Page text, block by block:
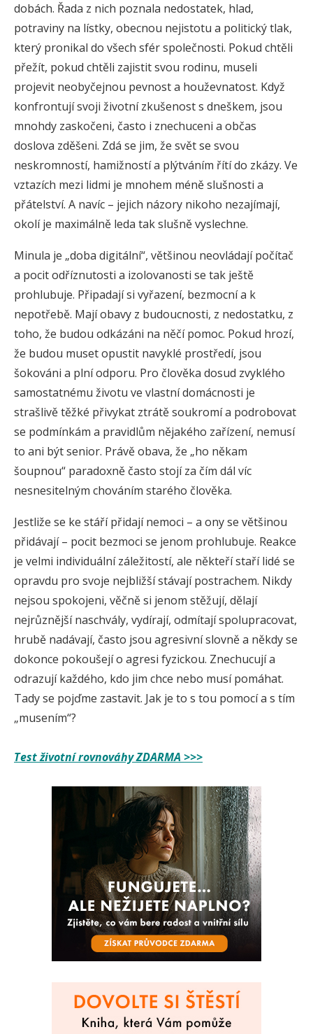
dobách. Řada z nich poznala nedostatek, hlad,
potraviny na lístky, obecnou nejistotu a politický tlak,
který pronikal do všech sfér společnosti. Pokud chtěli
přežít, pokud chtěli zajistit svou rodinu, museli
projevit neobyčejnou pevnost a houževnatost. Když
konfrontují svoji životní zkušenost s dneškem, jsou
mnohdy zaskočeni, často i znechuceni a občas
doslova zděšeni. Zdá se jim, že svět se svou
neskromností, hamižností a plýtváním řítí do zkázy. Ve
vztazích mezi lidmi je mnohem méně slušnosti a
přátelství. A navíc – jejich názory nikoho nezajímají,
okolí je maximálně leda tak slušně vyslechne.
Minula je „doba digitální“, většinou neovládají počítač
a pocit odříznutosti a izolovanosti se tak ještě
prohlubuje. Připadají si vyřazení, bezmocní a k
nepotřebě. Mají obavy z budoucnosti, z nedostatku, z
toho, že budou odkázáni na něčí pomoc. Pokud hrozí,
že budou muset opustit navyklé prostředí, jsou
šokováni a plní odporu. Pro člověka dosud zvyklého
samostatnému životu ve vlastní domácnosti je
strašlivě těžké přivykat ztrátě soukromí a podrobovat
se podmínkám a pravidlům nějakého zařízení, nemusí
to ani být senior. Právě obava, že „ho někam
šoupnou“ paradoxně často stojí za čím dál víc
nesnesitelným chováním starého člověka.
Jestliže se ke stáří přidají nemoci – a ony se většinou
přidávají – pocit bezmoci se jenom prohlubuje. Reakce
je velmi individuální záležitostí, ale někteří staří lidé se
opravdu pro svoje nejbližší stávají postrachem. Nikdy
nejsou spokojeni, věčně si jenom stěžují, dělají
nejrůznější naschvály, vydírají, odmítají spolupracovat,
hrubě nadávají, často jsou agresivní slovně a někdy se
dokonce pokoušejí o agresi fyzickou. Znechucují a
odrazují každého, kdo jim chce nebo musí pomáhat.
Tady se pojďme zastavit. Jak je to s tou pomocí a s tím
„musením“?
Test životní rovnováhy ZDARMA >>>